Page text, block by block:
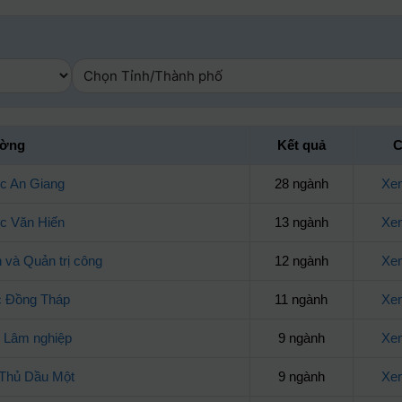
Kết quả
An Giang 28 ngành
Văn Hiến 13 ngành
và Quản trị công 12 ngành
Đồng Tháp 11 ngành
nghiệp 9 ngành
Dầu Một 9 ngành